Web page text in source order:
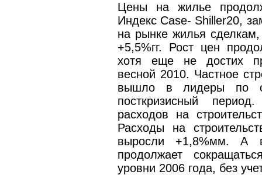
Цены на жилье
Индекс Case- Shiller20,
на рынке жилья
+5,5%гг. Рост цен
хотя еще не достих
весной 2010. Частное
вышло в лидеры по
посткризисный
расходов на
Расходы на
выросли +1,8%мм. А
продолжает
уровни 2006 года, без